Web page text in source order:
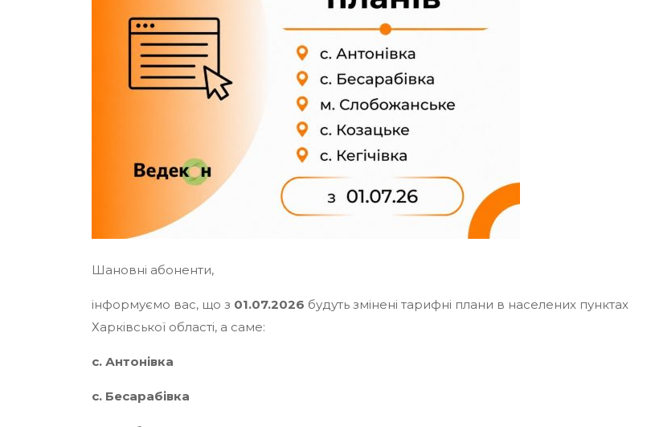
Шановні абоненти,
інформуємо вас, що з 01.07.2026 будуть змінені тарифні плани в населених пунктах
Харківської області, а саме:
с. Антонівка
с. Бесарабівка